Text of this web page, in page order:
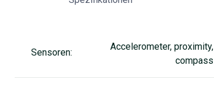
Sensoren:
Accelerometer, proximity,
compass